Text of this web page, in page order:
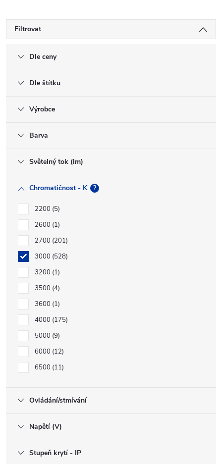
Filtrovat
Dle ceny
Dle štítku
Výrobce
Barva
Světelný tok (lm)
Chromatičnost - K ?
2200 5
2600 1
2700 201
3000 528
3200 1
3500 4
3600 1
4000 175
5000 9
6000 12
6500 11
Ovládání/stmívání
Napětí (V)
Stupeň krytí - IP